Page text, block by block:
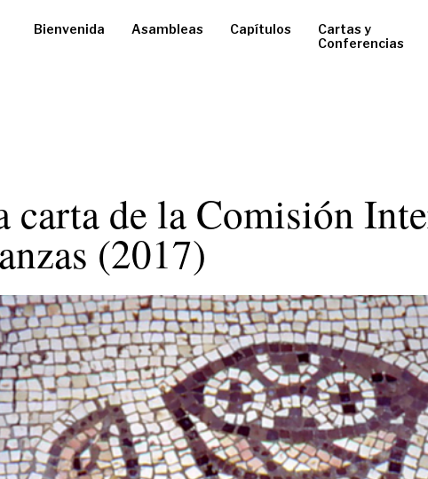
Bienvenida Asambleas Capítulos
Cartas y
Conferencias
carta de la Comisión
(2017)